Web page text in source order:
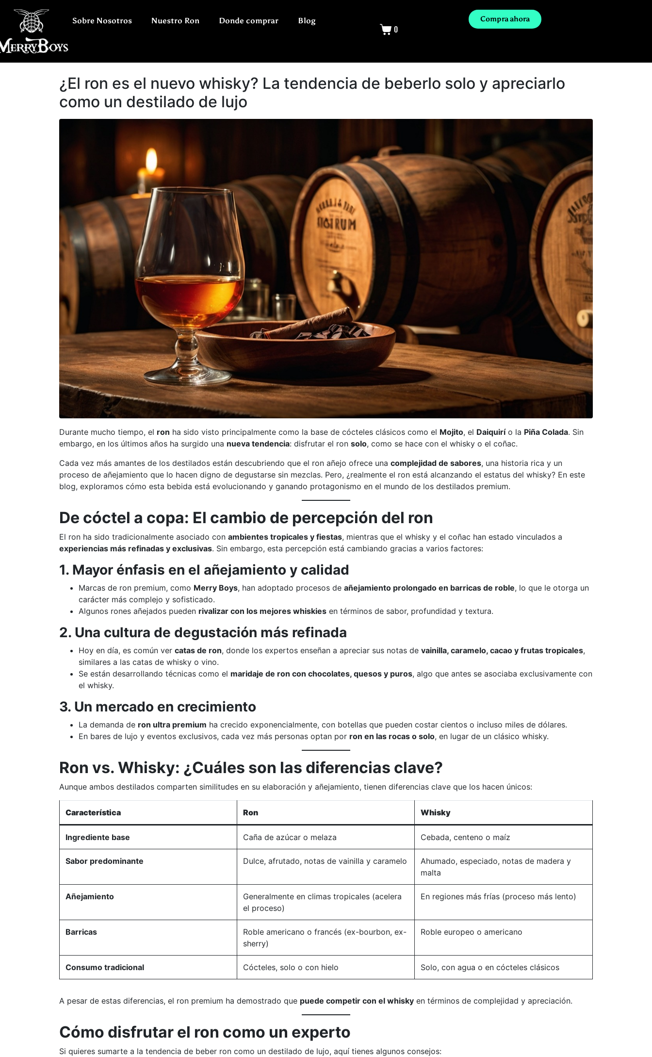
Sobre Nosotros Nuestro Ron Donde comprar Blog
0
Compra ahora
¿El ron es el nuevo whisky? La tendencia de beberlo solo y apreciarlo
como un destilado de lujo
Durante mucho tiempo, el ron ha sido visto principalmente como la base de cócteles clásicos como el Mojito, el Daiquirío la Piña Colada. Sin
embargo, en los últimos años ha surgido una nueva tendencia: disfrutar el ron solo, como se hace con el whisky o el coñac.
Cada vez más amantes de los destilados están descubriendo que el ron añejo ofrece una complejidad de sabores, una historia rica y un
proceso de añejamiento que lo hacen digno de degustarse sin mezclas. Pero, ¿realmente el ron está alcanzando el estatus del whisky? En este
blog, exploramos cómo esta bebida está evolucionando y ganando protagonismo en el mundo de los destilados premium.
De cóctel a copa: El cambio de percepción del ron
El ron ha sido tradicionalmente asociado con ambientes tropicales y fiestas, mientras que el whisky y el coñac han estado vinculados a
experiencias más refinadas y exclusivas. Sin embargo, esta percepción está cambiando gracias a varios factores:
1. Mayor énfasis en el añejamiento y calidad
Marcas de ron premium, como Merry Boys, han adoptado procesos de añejamiento prolongado en barricas de roble, lo que le otorga un
carácter más complejo y sofisticado.
Algunos rones añejados pueden rivalizar con los mejores whiskies en términos de sabor, profundidad y textura.
2. Una cultura de degustación más refinada
Hoy en día, es común ver catas de ron, donde los expertos enseñan a apreciar sus notas de vainilla, caramelo, cacao y frutas tropicales,
similares a las catas de whisky o vino.
Se están desarrollando técnicas como el maridaje de ron con chocolates, quesos y puros, algo que antes se asociaba exclusivamente con
el whisky.
3. Un mercado en crecimiento
La demanda de ron ultra premium ha crecido exponencialmente, con botellas que pueden costar cientos o incluso miles de dólares.
En bares de lujo y eventos exclusivos, cada vez más personas optan por ron en las rocas o solo, en lugar de un clásico whisky.
Ron vs. Whisky: ¿Cuáles son las diferencias clave?
Aunque ambos destilados comparten similitudes en su elaboración y añejamiento, tienen diferencias clave que los hacen únicos:
Característica Ron Whisky
Ingrediente base Caña de azúcar o melaza Cebada, centeno o maíz
Sabor predominante Dulce, afrutado, notas de vainilla y caramelo
Ahumado, especiado, notas de madera y
malta
Añejamiento
Generalmente en climas tropicales (acelera
el proceso)
En regiones más frías (proceso más lento)
Barricas
Roble americano o francés (ex-bourbon, ex-
sherry)
Roble europeo o americano
Consumo tradicional Cócteles, solo o con hielo Solo, con agua o en cócteles clásicos
A pesar de estas diferencias, el ron premium ha demostrado que puede competir con el whisky en términos de complejidad y apreciación.
Cómo disfrutar el ron como un experto
Si quieres sumarte a la tendencia de beber ron como un destilado de lujo, aquí tienes algunos consejos: